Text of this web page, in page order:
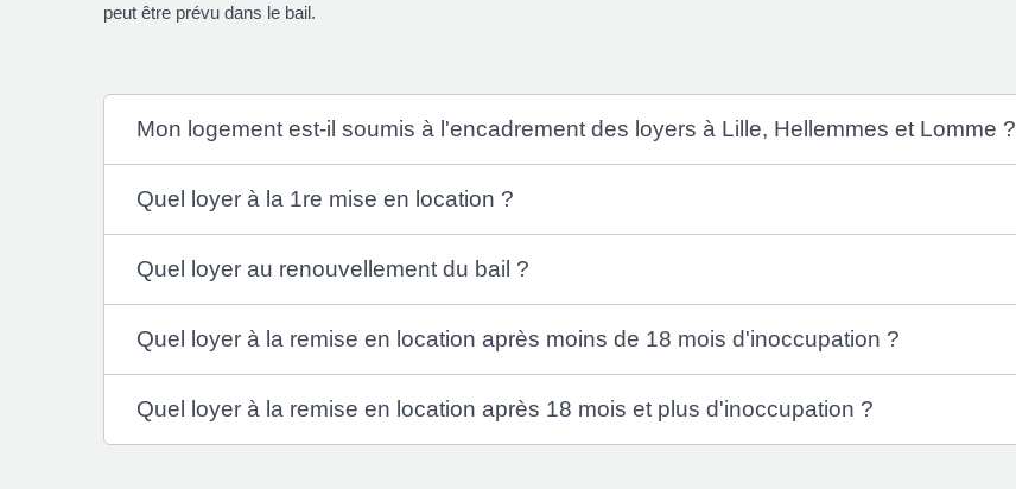
peut être prévu dans le bail.
Mon logement est-il soumis à l'encadrement des loyers à Lille, Hellemmes et Lomme ?
Quel loyer à la 1re mise en location ?
Quel loyer au renouvellement du bail ?
Quel loyer à la remise en location après moins de 18 mois d'inoccupation ?
Quel loyer à la remise en location après 18 mois et plus d'inoccupation ?